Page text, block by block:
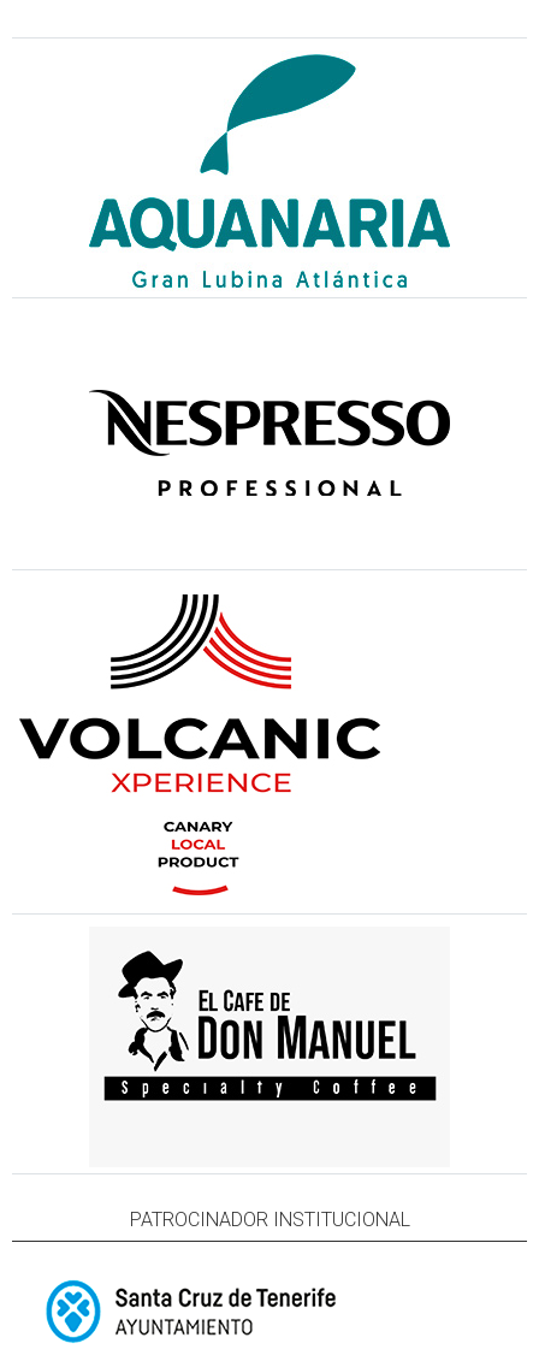
PATROCINADOR INSTITUCIONAL